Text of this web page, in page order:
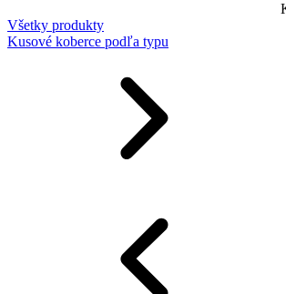
Všetky produkty
Kusové koberce podľa typu